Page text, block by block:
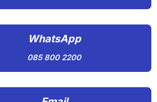
WhatsApp
085 800 2200